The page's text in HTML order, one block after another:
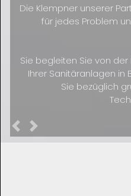
Die Klempner unserer
für jedes Problem
Sie begleiten Sie von der
Ihrer Sanitäranlagen in
Sie bezüglich
Previous